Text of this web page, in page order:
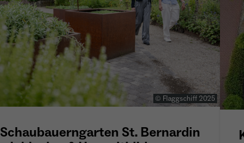
Name _ga
Anbieter Google Analytics
Laufzeit 1 Jahr
Zweck Unterscheidung der Webseitenbesucher.
© Flaggschiff 2025
Schaubauerngarten St. Bernardin